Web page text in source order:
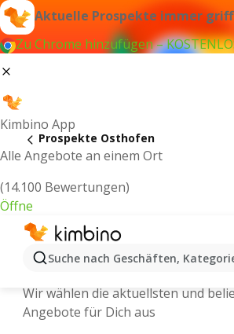
Aktuelle Prospekte immer
Zu Chrome hinzufügen –
Kimbino App
Alle Angebote an einem Ort
(14.100 Bewertungen)
Öffne
Suche nach Geschäften,
Prospekte Osthofen
Osthofen - Neuste
Wir wählen die aktuellsten und
Angebote für Dich aus